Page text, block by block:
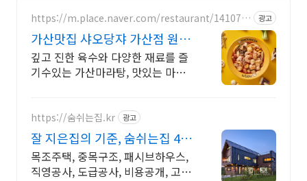
https://m.place.naver.com/restaurant/141078
광고
가산맛집 샤오당쟈 가산점 원하
는 만큼, 원하는 재료로
깊고 진한 육수와 다양한 재료를 즐
기수있는 가산마라탕, 맛있는 마라
https://숨쉬는집.kr 광고
잘 지은집의 기준, 숨쉬는집 400
만원대 목조주택
목조주택, 중목구조, 패시브하우스,
직영공사, 도급공사, 비용공개, 고품